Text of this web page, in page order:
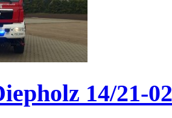
14/21-02